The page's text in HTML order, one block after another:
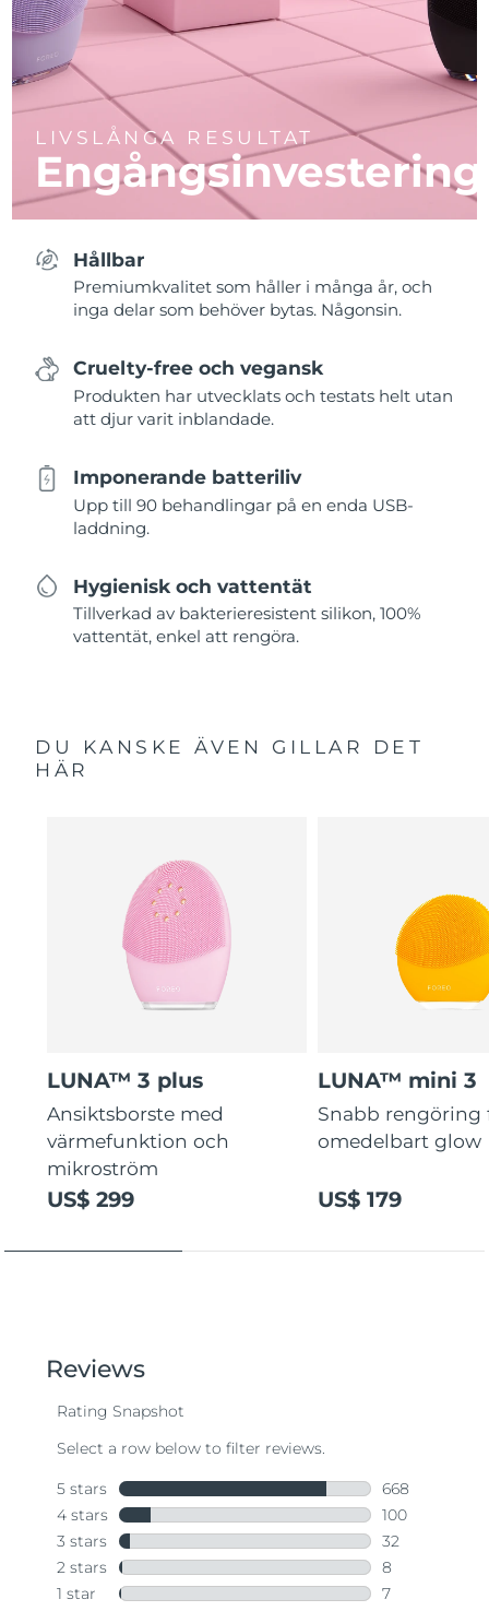
LIVSLÅNGA RESULTAT
Engångsinvestering
Hållbar
Premiumkvalitet som håller i många år, och
inga delar som behöver bytas. Någonsin.
Cruelty-free och vegansk
Produkten har utvecklats och testats helt utan
att djur varit inblandade.
Imponerande batteriliv
Upp till 90 behandlingar på en enda USB-
laddning.
Hygienisk och vattentät
Tillverkad av bakterieresistent silikon, 100%
vattentät, enkel att rengöra.
DU KANSKE ÄVEN GILLAR DET
HÄR
LUNA™ 3 plus
Ansiktsborste med
värmefunktion och
mikroström
US$ 299
LUNA™ mini 3
Snabb rengöring
omedelbart glow
US$ 179